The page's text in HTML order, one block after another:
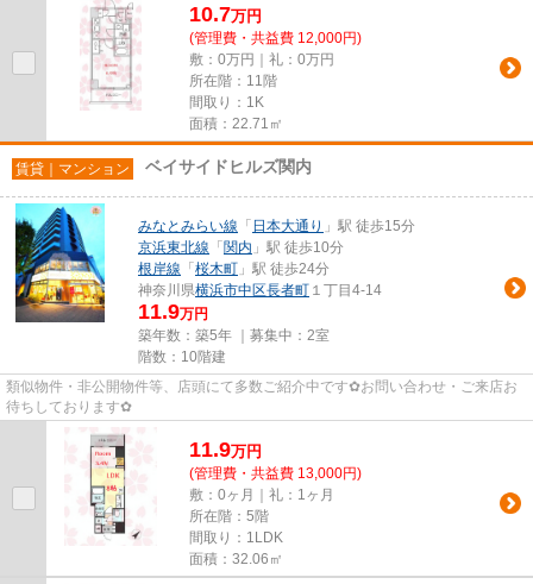
10.7万円
(管理費・共益費 12,000円)
敷：0万円｜礼：0万円
所在階：11階
間取り：1K
面積：22.71㎡
賃貸｜マンション ベイサイドヒルズ関内
みなとみらい線 「 日本大通り 」駅 徒歩15分
京浜東北線 「 関内 」駅 徒歩10分
根岸線 「 桜木町 」駅 徒歩24分
神奈川県横浜市中区長者町 １丁目4-14
11.9万円
築年数：築5年 ｜募集中： 2室
階数：10階建
類似物件・非公開物件等、店頭にて多数ご紹介中です✿お問い合わせ・ご来店お
待ちしております✿
11.9万円
(管理費・共益費 13,000円)
敷：0ヶ月｜礼：1ヶ月
所在階：5階
間取り：1LDK
面積：32.06㎡